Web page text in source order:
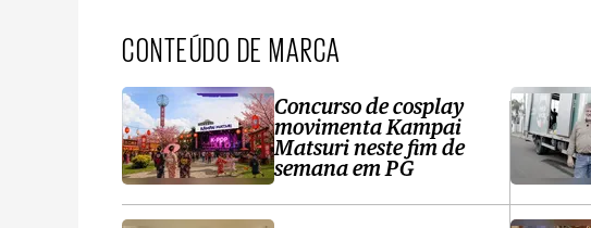
CONTEÚDO DE MARCA
Concurso de cosplay
movimenta Kampai
Matsuri neste fim de
semana em PG